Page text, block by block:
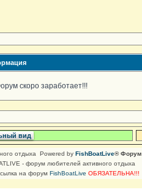
скоро заработает!!!
вид
Powered by FishBoatLive® Форум
на форум FishBoatLive ОБЯЗАТЕЛЬНА!!!